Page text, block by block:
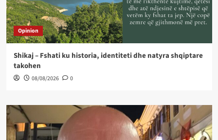
Opinion
Shikaj – Fshati ku historia, identiteti dhe natyra shqiptare
takohen
08/08/2026 0